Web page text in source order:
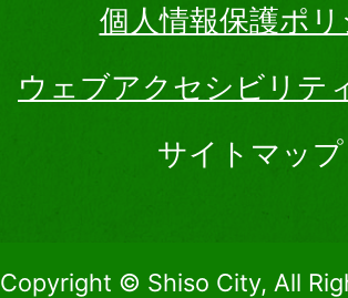
個人情報保護ポ
ウェブアクセシビリテ
サイトマップ
Copyright © Shiso City, All